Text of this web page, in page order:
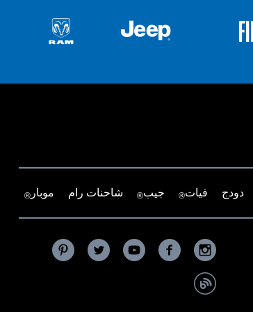
دودج فيات® جيب® شاحنات رام موبار ®